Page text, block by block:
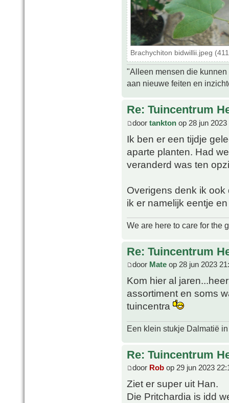
Brachychiton bidwillii.jpeg
"Alleen mensen die
aan nieuwe feiten en
Re: Tuincentrum
door tankton op 28 jun 2023
Ik ben er een tijdje
aparte planten. Had
veranderd was ten
Overigens denk ik
ik er namelijk eentje
We are here to care for the
Re: Tuincentrum
door Mate op 28 jun 2023
Kom hier al
assortiment en soms
tuincentra
Een klein stukje Dalmatië
Re: Tuincentrum
door Rob op 29 jun 2023
Ziet er super uit Han.
Die Pritchardia is idd